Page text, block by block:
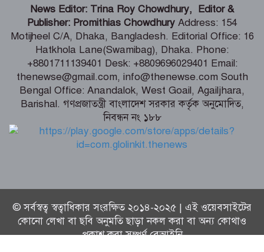
হাওরে বাড়বে মাছের অভয়াশ্রম, ইজারা প্রথা
বাতিলের উদ্যোগ – মৎস্য ও প্রাণিসম্পদ এবং
কৃষিমন্ত্রী
তরুণদের নেতৃত্বেই টেকসই হবে প্রযুক্তিনির্ভর
উন্নয়ন – তথ্যপ্রযুক্তি মন্ত্রী
বেনাপোল ইমিগ্রেশন পরিদর্শনে এসবি প্রধান,
যাত্রী হয়রানি বন্ধের নির্দেশ
News Editor: Trina Roy Chowdhury, Editor &
Publisher: Promithias Chowdhury Address: 154
Motijheel C/A, Dhaka, Bangladesh. Editorial Office: 16
Hatkhola Lane(Swamibag), Dhaka. Phone:
+8801711139401 Desk: +8809696029401 Email:
thenewse@gmail.com, info@thenewse.com South
Bengal Office: Anandalok, West Goail, Agailjhara,
Barishal. গণপ্রজাতন্ত্রী বাংলাদেশ সরকার কর্তৃক অনুমোদিত,
নিবন্ধন নং ১৮৮
© সর্বস্বত্ব স্বত্বাধিকার সংরক্ষিত ২০১৪-২০২৫ | এই ওয়েবসাইটের
কোনো লেখা বা ছবি অনুমতি ছাড়া নকল করা বা অন্য কোথাও
প্রকাশ করা সম্পূর্ণ বেআইনি